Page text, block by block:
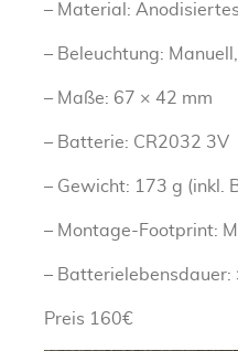
– Material:
– Beleuchtung:
– Maße: 67 × 42 mm
– Batterie: CR2032 3V
– Gewicht: 173 g (inkl.
– Montage-Footprint:
– Batterielebensdauer:
Preis 160€